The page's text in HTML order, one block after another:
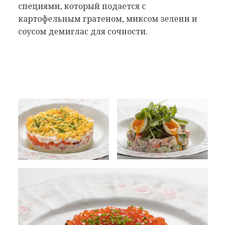
специями, который подается с
картофельным гратеном, миксом зелени и
соусом демиглас для сочности.